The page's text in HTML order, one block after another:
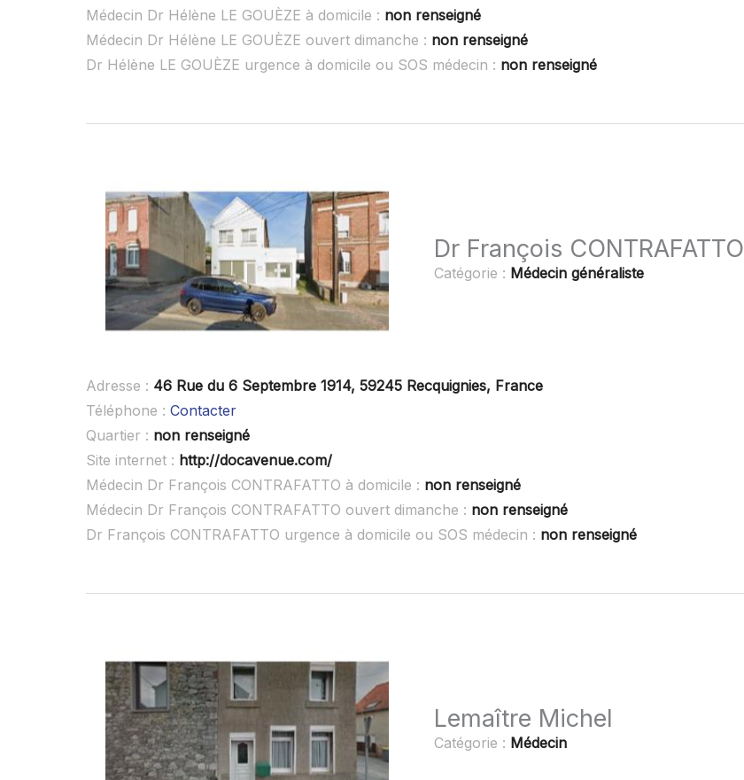
Médecin Dr Hélène LE GOUÈZE à domicile : non renseigné
Médecin Dr Hélène LE GOUÈZE ouvert dimanche : non renseigné
Dr Hélène LE GOUÈZE urgence à domicile ou SOS médecin : non renseigné
Dr François CONTRAFATTO
Catégorie : Médecin généraliste
Adresse : 46 Rue du 6 Septembre 1914, 59245 Recquignies, France
Téléphone : Contacter
Quartier : non renseigné
Site internet : http://docavenue.com/
Médecin Dr François CONTRAFATTO à domicile : non renseigné
Médecin Dr François CONTRAFATTO ouvert dimanche : non renseigné
Dr François CONTRAFATTO urgence à domicile ou SOS médecin : non renseigné
Lemaître Michel
Catégorie : Médecin